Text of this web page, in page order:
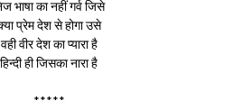
भाषा का नहीं गर्व जिसे
प्रेम देश से होगा उसे
वही वीर देश का प्यारा है
हिन्दी ही जिसका नारा है